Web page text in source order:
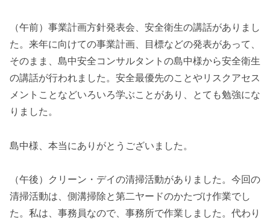
（午前）事業計画方針発表会、安全衛生の講話がありまし
た。来年に向けての事業計画、目標などの発表があって、
そのまま、島中安全コンサルタントの島中様から安全衛生
の講話が行われました。安全最優先のことやリスクアセス
メントことなどいろいろ学ぶことがあり、とても勉強にな
りました。
島中様、本当にありがとうございました。
（午後）クリーン・デイの清掃活動がありました。今回の
清掃活動は、側溝掃除と第二ヤードのかたづけ作業でし
た。私は、事務員なので、事務所で作業しました。代わり